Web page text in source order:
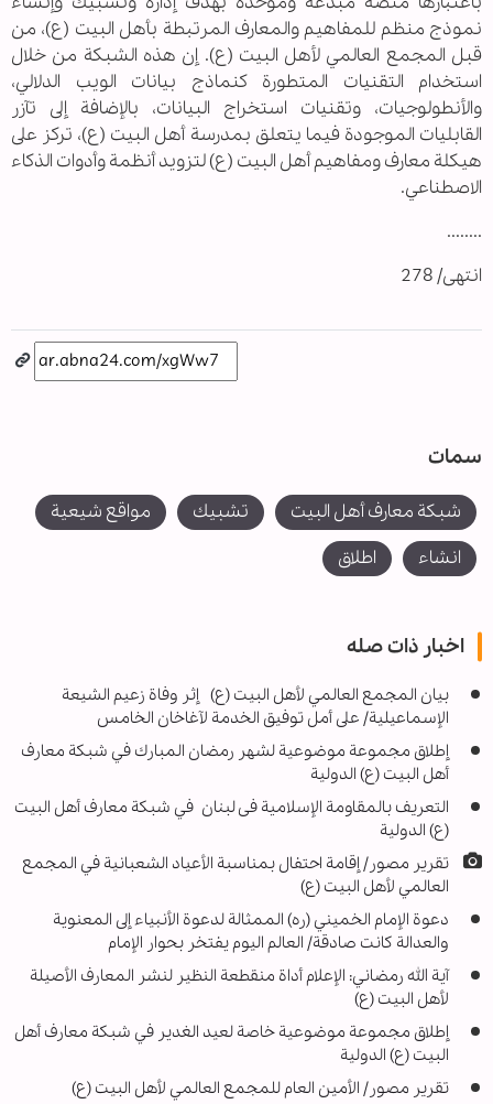
نموذج منظم للمفاهيم والمعارف المرتبطة بأهل البيت (ع)، من
قبل المجمع العالمي لأهل البيت (ع). إن هذه الشبكة من خلال
استخدام التقنيات المتطورة كنماذج بيانات الويب الدلالي،
والأنطولوجيات، وتقنيات استخراج البيانات، بالإضافة إلى تآزر
القابليات الموجودة فيما يتعلق بمدرسة أهل البيت (ع)، تركز على
هيكلة معارف ومفاهيم أهل البيت (ع) لتزويد أنظمة وأدوات الذكاء
الاصطناعي.
........
انتهى/ 278
سمات
شبكة معارف أهل البيت تشبيك
مواقع شيعية
انشاء
اطلاق
اخبار ذات صله
بيان المجمع العالمي لأهل البيت (ع) إثر وفاة زعيم الشيعة
الإسماعيلية/ على أمل توفيق الخدمة لآغاخان الخامس
إطلاق مجموعة موضوعية لشهر رمضان المبارك في شبكة معارف
أهل البيت (ع) الدولية
التعريف بالمقاومة الإسلامیة فی لبنان في شبكة معارف أهل البيت
(ع) الدولية
تقرير مصور/ إقامة احتفال بمناسبة الأعياد الشعبانية في المجمع
العالمي لأهل البيت (ع)
دعوة الإمام الخميني (ره) الممثالة لدعوة الأنبياء إلى المعنوية
والعدالة كانت صادقة/ العالم اليوم يفتخر بحوار الإمام
آية الله رمضاني: الإعلام أداة منقطعة النظير لنشر المعارف الأصيلة
لأهل البيت (ع)
إطلاق مجموعة موضوعية خاصة لعيد الغدير في شبكة معارف أهل
البيت (ع) الدولية
تقرير مصور/ الأمين العام للمجمع العالمي لأهل البيت (ع)